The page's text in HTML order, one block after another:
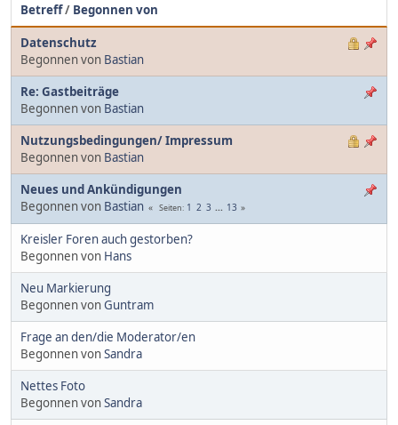
Betreff/ Begonnen von
Datenschutz
Begonnen von Bastian
Re: Gastbeiträge
Begonnen von Bastian
Nutzungsbedingungen/ Impressum
Begonnen von Bastian
Neues und Ankündigungen
Begonnen von Bastian Seiten 1 2 3 ... 13
Kreisler Foren auch gestorben?
Begonnen von Hans
Neu Markierung
Begonnen vonGuntram
Frage an den/die Moderator/en
Begonnen vonSandra
Nettes Foto
Begonnen vonSandra